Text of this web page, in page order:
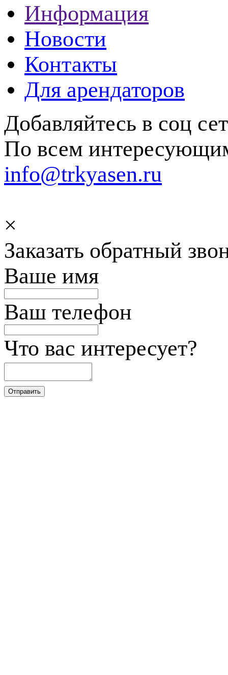
Информация
Новости
Контакты
Для арендаторов
Добавляйтесь в соц
По всем
info@trkyasen.ru
×
Заказать обратный
Ваше имя
Ваш телефон
Что вас интересует?
Отправить